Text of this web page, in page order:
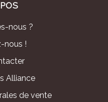
nous ?
nous !
Alliance
de vente